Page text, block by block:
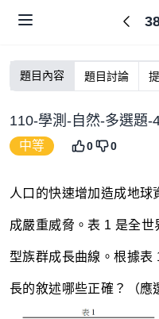
題目內容 題目討論
110-學測-自然-多選題-
中等 0 0
人口的快速增加造成地球
成嚴重威脅。表 1 是全
型族群成長曲線。根據表
長的敘述哪些正確？（應